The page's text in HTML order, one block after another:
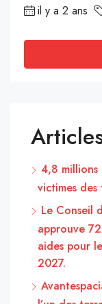
il y a 2 ans
4,8 millions
victimes des
Le Conseil
approuve
aides pour
2027.